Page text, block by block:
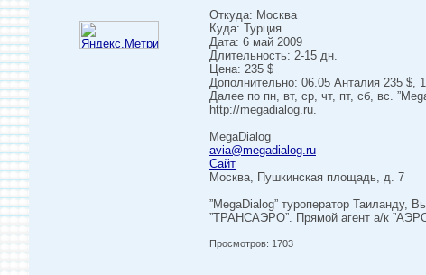
Откуда: Москва
Куда: Турция
Дата: 6 май 2009
Длительность: 2-15 дн.
Цена: 235 $
Дополнительно: 06.05 Анталия 235 $,
Далее по пн, вт, ср, чт, пт, сб, вс.
http://megadialog.ru.
MegaDialog
avia@megadialog.ru
Сайт
Москва, Пушкинская площадь, д. 7
”MegaDialog” туроператор
”ТРАНСАЭРО”. Прямой агент а/к
Просмотров: 1703